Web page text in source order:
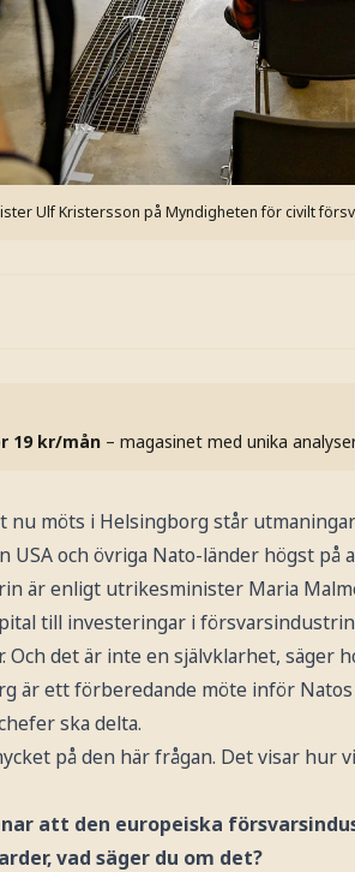
Ulf Kristersson på Myndigheten för civilt
19 kr/mån – magasinet med unika
möts i Helsingborg står
och övriga Nato-länder högst på
är enligt utrikesminister Maria
till investeringar i
det är inte en självklarhet, säger
är ett förberedande möte inför
ska delta.
på den här frågan. Det visar hur
att den europeiska
vad säger du om det?